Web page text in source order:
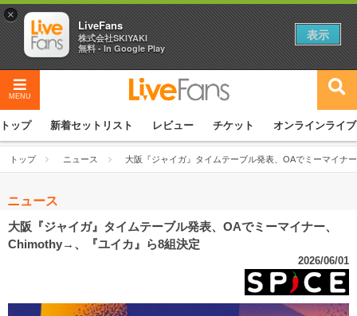
MENU
トップ 新着セットリスト レビュー チケット オンラインライブ
トップ ニュース 大阪『ジャイガ』タイムテーブル発表、OAでミーマイナ
ニュース
大阪『ジャイガ』タイムテーブル発表、OAでミーマイナー、
Chimothy→、『ユイカ』ら8組決定
2026/06/01
×
LiveFans
株式会社SKIYAKI
無料 - In Google Play
表示